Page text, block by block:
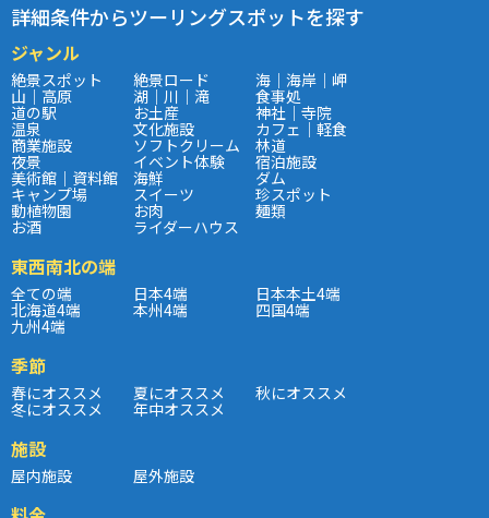
詳細条件からツーリングスポットを探す
ジャンル
絶景スポット 絶景ロード 海｜海岸｜岬
山｜高原 湖｜川｜滝 食事処
道の駅 お土産 神社｜寺院
温泉 文化施設 カフェ｜軽食
商業施設 ソフトクリーム 林道
夜景 イベント体験 宿泊施設
美術館｜資料館 海鮮 ダム
キャンプ場 スイーツ 珍スポット
動植物園 お肉 麺類
お酒 ライダーハウス
東西南北の端
全ての端 日本4端 日本本土4端
北海道4端 本州4端 四国4端
九州4端
季節
春にオススメ 夏にオススメ 秋にオススメ
冬にオススメ 年中オススメ
施設
屋内施設 屋外施設